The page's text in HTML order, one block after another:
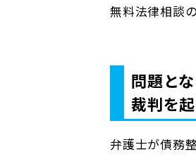
無料法律相談
問題と
裁判を
弁護士が債務